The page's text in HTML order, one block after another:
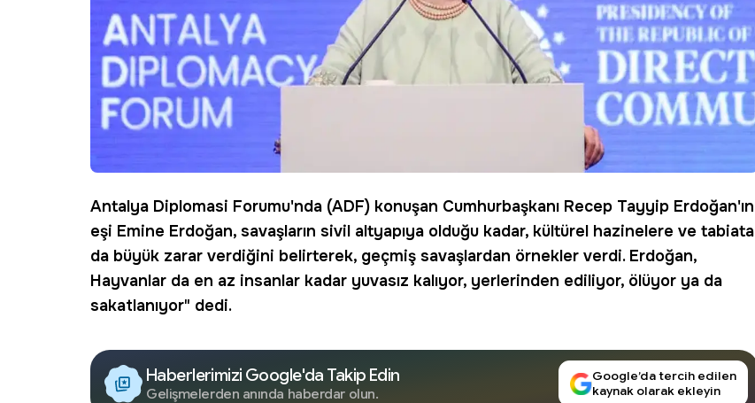
Antalya Diplomasi Forumu'nda (ADF) konuşan Cumhurbaşkanı Recep Tayyip Erdoğan'ın
eşi Emine Erdoğan, savaşların sivil altyapıya olduğu kadar, kültürel hazinelere ve tabiata
da büyük zarar verdiğini belirterek, geçmiş savaşlardan örnekler verdi. Erdoğan,
Hayvanlar da en az insanlar kadar yuvasız kalıyor, yerlerinden ediliyor, ölüyor ya da
sakatlanıyor" dedi.
Haberlerimizi Google'da Takip Edin
Gelişmelerden anında haberdar olun.
Google’da tercih edilen
kaynak olarak ekleyin